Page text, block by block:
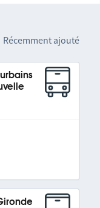
Récemment ajouté